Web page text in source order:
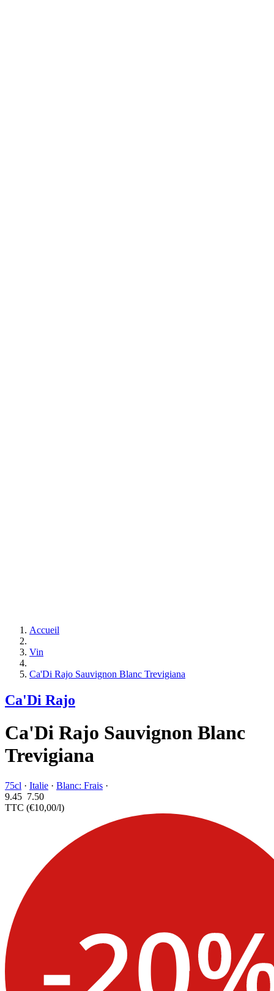
Accueil
Vin
Ca'Di Rajo Sauvignon Blanc Trevigiana
Ca'Di Rajo
Ca'Di Rajo Sauvignon Blanc
Trevigiana
75cl · Italie · Blanc: Frais ·
9.45 7.50
TTC (€10,00/l)